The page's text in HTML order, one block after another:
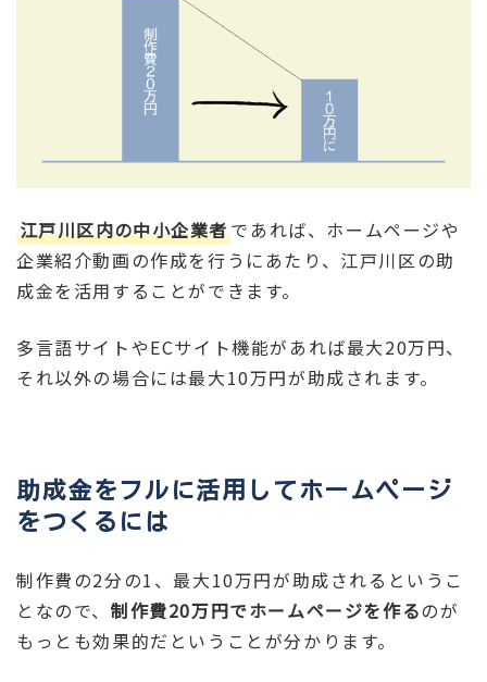
江戸川区内の中小企業者であれば、ホームページや
企業紹介動画の作成を行うにあたり、江戸川区の助
成金を活用することができます。
多言語サイトやECサイト機能があれば最大20万円、
それ以外の場合には最大10万円が助成されます。
助成金をフルに活用してホームページ
をつくるには
制作費の2分の1、最大10万円が助成されるというこ
となので、 制作費20万円でホームページを作るのが
もっとも効果的だということが分かります。